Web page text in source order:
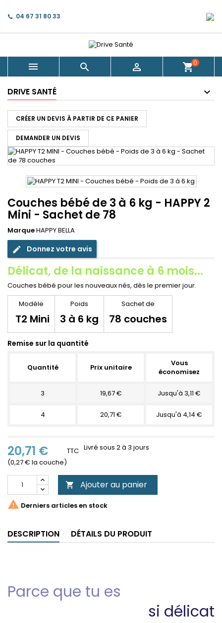
04 67 31 80 33
   shopping_cart0
DRIVE SANTÉ
CRÉER UN DEVIS À PARTIR DE CE PANIER
DEMANDER UN DEVIS
Couches bébé de 3 à 6 kg - HAPPY 2
Mini - Sachet de 78
MarqueHAPPY BELLA
edit Donnez votre avis
Délicat, de la naissance à 6 mois...
Couches bébé pour les nouveaux nés, dès le premier jour.
Modèle
T2 Mini
Poids
3 à 6 kg
Sachet de
78 couches
Remise sur la quantité
Quantité Prix unitaire
Vous
économisez
3 19,67 € Jusqu'à 3,11 €
4 20,71 € Jusqu'à 4,14 €
20,71 €
(0,27 € la couche)
TTC Livré sous 2 à 3 jours
 Ajouter au panier
 Derniers articles en stock
DESCRIPTION DÉTAILS DU PRODUIT
Parce que tu es
si délicat
Ajouter à ma liste d'envies
Créer une nouvelle liste
Créer une liste d'envies
Nom de la liste d'envies
Connexion
Vous devez être connecté pour ajouter des produits